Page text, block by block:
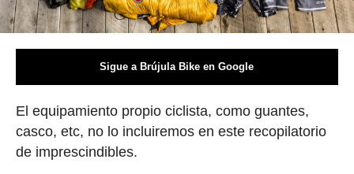
Sigue a Brújula Bike en Google
El equipamiento propio ciclista, como guantes,
casco, etc, no lo incluiremos en este recopilatorio
de imprescindibles.